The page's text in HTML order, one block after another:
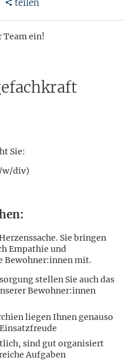
teilen
Team ein!
Sie:
div)
Sie bringen
Empathie und
Bewohner:innen mit.
stellen Sie auch das
Bewohner:innen
liegen Ihnen genauso
sind gut organisiert
Aufgaben